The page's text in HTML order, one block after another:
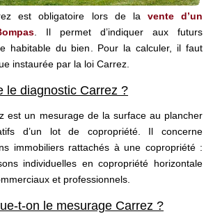
est obligatoire lors de la vente d’un
. Il permet d’indiquer aux futurs
habitable du bien. Pour la calculer, il faut
instaurée par la loi Carrez.
le diagnostic Carrez ?
est un mesurage de la surface au plancher
d’un lot de copropriété. Il concerne
immobiliers rattachés à une copropriété :
individuelles en copropriété horizontale
et professionnels.
t-on le mesurage Carrez ?